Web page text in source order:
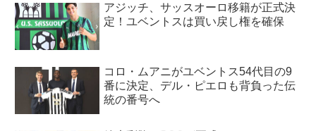
アジッチ、サッスオーロ移籍が正式決
定！ユベントスは買い戻し権を確保
コロ・ムアニがユベントス54代目の9
番に決定、デル・ピエロも背負った伝
統の番号へ